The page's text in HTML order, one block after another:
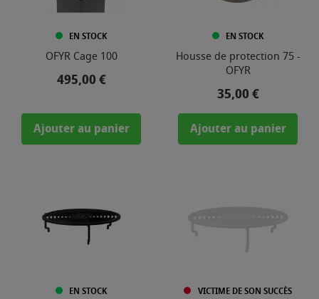
EN STOCK
OFYR Cage 100
Prix
495,00 €
Ajouter au panier
EN STOCK
Housse de protection 75 -
OFYR
Prix
35,00 €
Ajouter au panier
EN STOCK VICTIME DE SON SUCCÈS